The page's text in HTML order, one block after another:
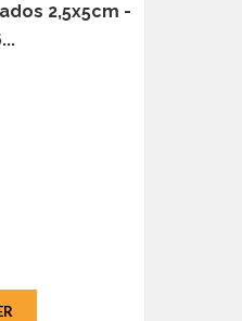
2,5x5cm -